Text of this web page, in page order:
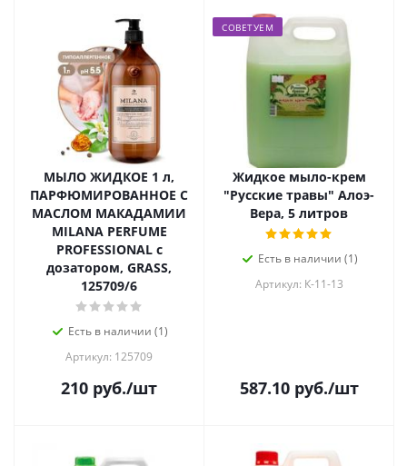
МЫЛО ЖИДКОЕ 1 л,
ПАРФЮМИРОВАННОЕ С
МАСЛОМ МАКАДАМИИ
MILANA PERFUME
PROFESSIONAL с
дозатором, GRASS,
125709/6
Есть в наличии (1)
Артикул: 125709
210 руб./шт
СОВЕТУЕМ
Жидкое мыло-крем
"Русские травы" Алоэ-
Вера, 5 литров
Есть в наличии (1)
Артикул: К-11-13
587.10руб./шт